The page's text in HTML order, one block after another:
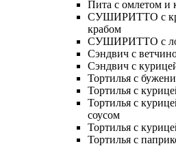
Пита с омлетом и
СУШИРИТТО с
крабом
СУШИРИТТО с
Сэндвич с
Сэндвич с
Тортилья с
Тортилья с
Тортилья с
соусом
Тортилья с
Тортилья с